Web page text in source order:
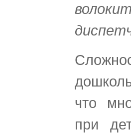
что
при